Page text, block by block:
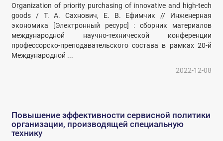
Organization of priority purchasing of innovative and high-tech
goods / Т. А. Сахнович, Е. В. Ефимчик // Инженерная
экономика [Электронный ресурс] : сборник материалов
международной научно-технической конференции
профессорско-преподавательского состава в рамках 20-й
Международной ...
2022-12-08
Повышение эффективности сервисной политики
организации, производящей специальную
технику